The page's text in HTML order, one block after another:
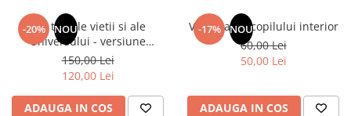
Enciclopedii
Legende istorice
Literatura Scolara
-20% NOU
Din tainele vietii si ale
Universului - versiune
originala din 1939. Volumele I-
III. Cutie de colectie -Scarlat
Demetrescu
150,00 Lei
120,00 Lei
ADAUGA IN COS
-17% NOU
Vindecarea copilului interior
60,00 Lei
50,00 Lei
ADAUGA IN COS